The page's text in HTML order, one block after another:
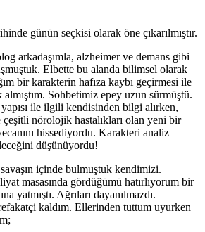
günün seçkisi olarak öne çıkarılmıştır.
arkadaşımla, alzheimer ve demans gibi
Elbette bu alanda bilimsel olarak
bir karakterin hafıza kaybı geçirmesi ile
Sohbetimiz epey uzun sürmüştü.
ile ilgili kendisinden bilgi alırken,
nörolojik hastalıkları olan yeni bir
hissediyordu. Karakteri analiz
düşünüyordu!
içinde bulmuştuk kendimizi.
masasında gördüğümü hatırlıyorum bir
yatmıştı. Ağrıları dayanılmazdı.
kaldım. Ellerinden tuttum uyurken